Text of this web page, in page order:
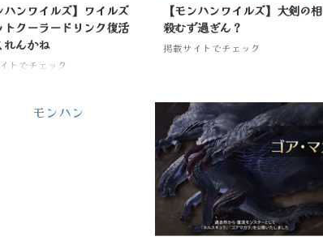
ハンワイルズ】ワイルズ
トクーラードリンク復活
れんかね
トでチェック
【モンハンワイルズ】大剣の相
殺むず過ぎん？
掲載サイトでチェック